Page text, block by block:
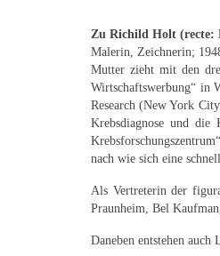
Zu Richild Holt (recte:
Malerin, Zeichnerin;
Mutter zieht mit den
Wirtschaftswerbung“ in
Research (New York
Krebsdiagnose und die
nach wie sich eine
Als Vertreterin der
Praunheim, Bel
Daneben entstehen auch